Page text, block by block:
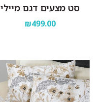
סט מצעים דגם מיילי
₪499.00